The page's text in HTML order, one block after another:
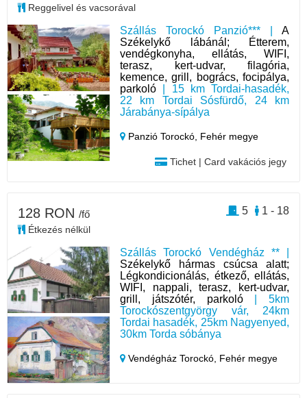
Szállás Torockó Panzió*** | A
Székelykő lábánál; Étterem,
vendégkonyha, ellátás, WIFI,
terasz, kert-udvar, filagória,
kemence, grill, bogrács, focipálya,
parkoló | 15 km Tordai-hasadék,
22 km Tordai Sósfürdő, 24 km
Járabánya-sípálya
Panzió Torockó, Fehér megye
Tichet | Card vakációs jegy
Reggelivel és vacsorával
Szállás Torockó Vendégház ** |
Székelykő hármas csúcsa alatt;
Légkondicionálás, étkező, ellátás,
WIFI, nappali, terasz, kert-udvar,
grill, játszótér, parkoló| 5km
Torockószentgyörgy vár, 24km
Tordai hasadék, 25km Nagyenyed,
30km Torda sóbánya
Vendégház Torockó, Fehér megye
128 RON /fő
Étkezés nélkül
1 - 18
5